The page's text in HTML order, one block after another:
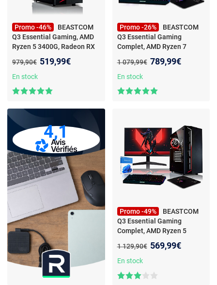
Promo -46%
BEASTCOM
Q3 Essential Gaming, AMD
Ryzen 5 3400G, Radeon RX
PC Gamer - AMD Ryzen 5 -
32GB RAM - 1TB SSD - Vega
11 Pro
Ancien prix :
979,90€ Nouveau prix :
519,99€
En stock
Promo -26%
BEASTCOM
Q3 Essential Gaming
Complet, AMD Ryzen 7
RAM, 1 To - PC Gamer
complet - AMD Ryzen 7, 32
11 Pro
Ancien prix :
1 079,99€ Nouveau prix :
789,99€
En stock
4,1
Promo -49%
BEASTCOM
Q3 Essential Gaming
Complet, AMD Ryzen 5
16Go RAM, 512Go- Set
complet PC - AMD Ryzen 5 -
LED 24" - Windows 11 Pro
Ancien prix :
1 129,90€ Nouveau prix :
569,99€
En stock